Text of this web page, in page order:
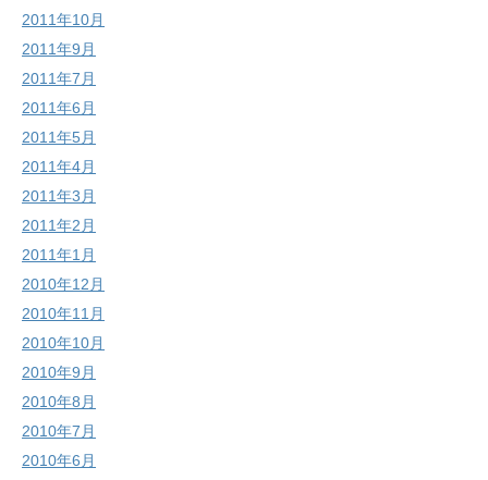
2011年10月
2011年9月
2011年7月
2011年6月
2011年5月
2011年4月
2011年3月
2011年2月
2011年1月
2010年12月
2010年11月
2010年10月
2010年9月
2010年8月
2010年7月
2010年6月